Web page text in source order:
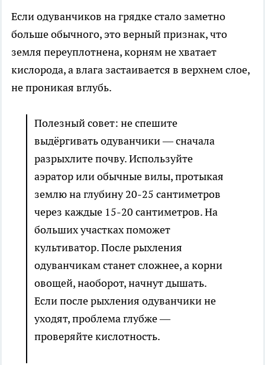
Если одуванчиков на грядке стало заметно
больше обычного, это верный признак, что
земля переуплотнена, корням не хватает
кислорода, а влага застаивается в верхнем слое,
не проникая вглубь.
Полезный совет: не спешите
выдёргивать одуванчики — сначала
разрыхлите почву. Используйте
аэратор или обычные вилы, протыкая
землю на глубину 20-25 сантиметров
через каждые 15-20 сантиметров. На
больших участках поможет
культиватор. После рыхления
одуванчикам станет сложнее, а корни
овощей, наоборот, начнут дышать.
Если после рыхления одуванчики не
уходят, проблема глубже —
проверяйте кислотность.